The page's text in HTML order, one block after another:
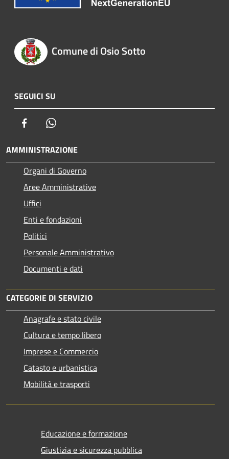
Comune di Osio Sotto
SEGUICI SU
Facebook
AMMINISTRAZIONE
Organi di Governo
Aree Amministrative
Uffici
Enti e fondazioni
Politici
Personale Amministrativo
Documenti e dati
CATEGORIE DI SERVIZIO
Anagrafe e stato civile
Cultura e tempo libero
Imprese e Commercio
Catasto e urbanistica
Mobilità e trasporti
Educazione e formazione
Giustizia e sicurezza pubblica